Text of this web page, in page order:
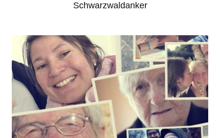
Schwarzwaldanker